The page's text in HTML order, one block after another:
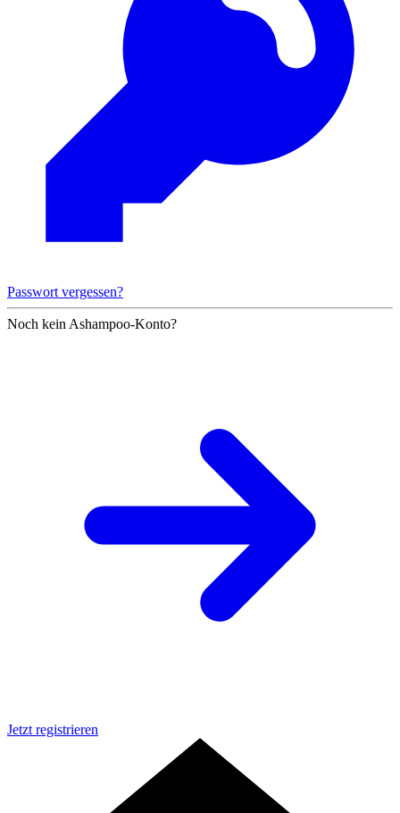
Passwort vergessen?
Noch kein Ashampoo-Konto?
Jetzt registrieren